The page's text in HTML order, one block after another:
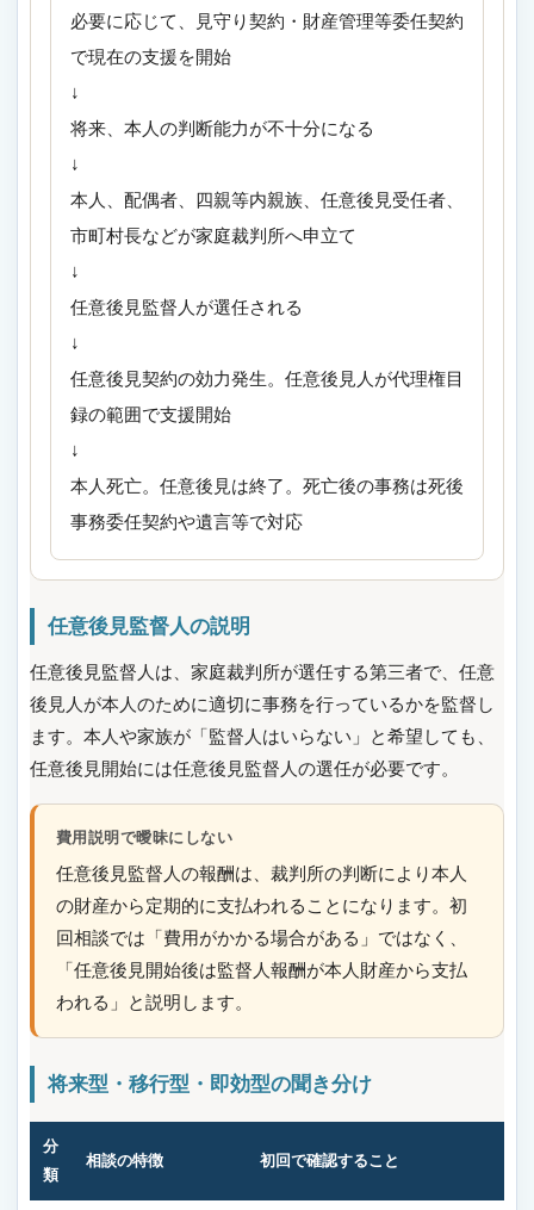
必要に応じて、見守り契約・財産管理等委任契約
で現在の支援を開始
↓
将来、本人の判断能力が不十分になる
↓
本人、配偶者、四親等内親族、任意後見受任者、
市町村長などが家庭裁判所へ申立て
↓
任意後見監督人が選任される
↓
任意後見契約の効力発生。任意後見人が代理権目
録の範囲で支援開始
↓
本人死亡。任意後見は終了。死亡後の事務は死後
事務委任契約や遺言等で対応
任意後見監督人の説明
任意後見監督人は、家庭裁判所が選任する第三者で、任意
後見人が本人のために適切に事務を行っているかを監督し
ます。本人や家族が「監督人はいらない」と希望しても、
任意後見開始には任意後見監督人の選任が必要です。
費用説明で曖昧にしない
任意後見監督人の報酬は、裁判所の判断により本人
の財産から定期的に支払われることになります。初
回相談では「費用がかかる場合がある」ではなく、
「任意後見開始後は監督人報酬が本人財産から支払
われる」と説明します。
将来型・移行型・即効型の聞き分け
分
類
相談の特徴 初回で確認すること